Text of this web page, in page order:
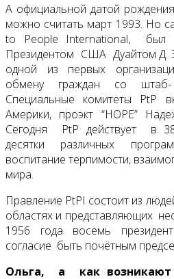
А официальной датой
можно считать март 1993. Но
to People International, был
Президентом США Дуайтом Д.
одной из первых
обмену граждан со
Специальные комитеты PtP
Америки, проэкт “НОРЕ”
Сегодня PtP действует в
десятки различных
воспитание терпимости,
мира.
Правление PtPI состоит из
областях и представляющих
1956 года восемь
согласие быть почётным
Ольга, а как